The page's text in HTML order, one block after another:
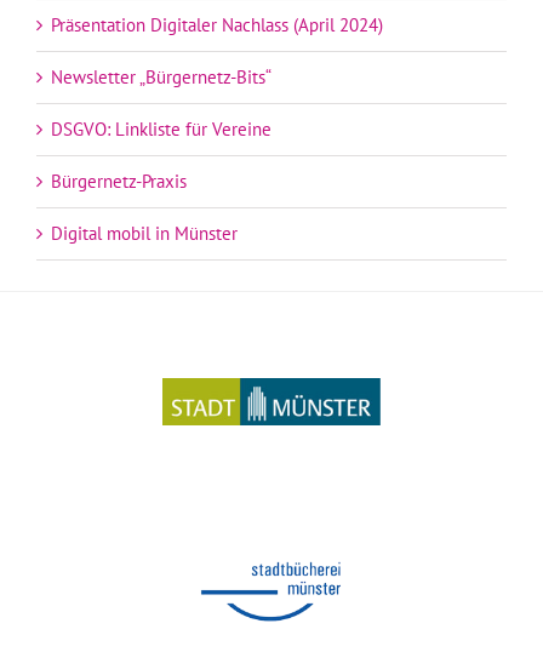
Präsentation Digitaler Nachlass (April 2024)
Newsletter „Bürgernetz-Bits“
DSGVO: Linkliste für Vereine
Bürgernetz-Praxis
Digital mobil in Münster